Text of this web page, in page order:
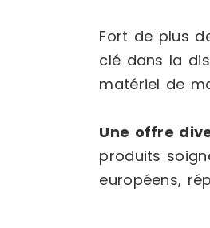
Fort de plus
clé dans la
matériel de
Une offre
produits
européens,